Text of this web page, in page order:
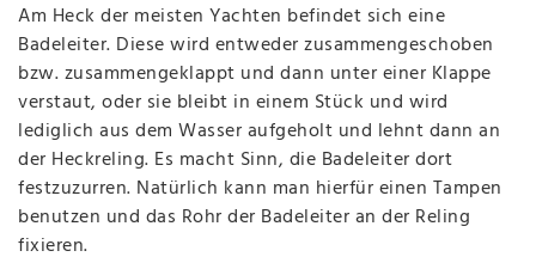
Am Heck der meisten Yachten befindet sich eine
Badeleiter. Diese wird entweder zusammengeschoben
bzw. zusammengeklappt und dann unter einer Klappe
verstaut, oder sie bleibt in einem Stück und wird
lediglich aus dem Wasser aufgeholt und lehnt dann an
der Heckreling. Es macht Sinn, die Badeleiter dort
festzuzurren. Natürlich kann man hierfür einen Tampen
benutzen und das Rohr der Badeleiter an der Reling
fixieren.